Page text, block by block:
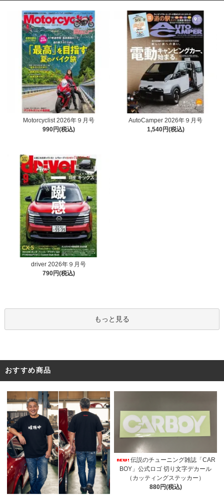
Motorcyclist 2026年９月号
990円(税込)
AutoCamper 2026年９月号
1,540円(税込)
driver 2026年９月号
790円(税込)
もっと見る
おすすめ商品
伝説のチューニング雑誌「CAR
BOY」公式ロゴ 切り文字デカール
（カッティングステッカー）
880円(税込)